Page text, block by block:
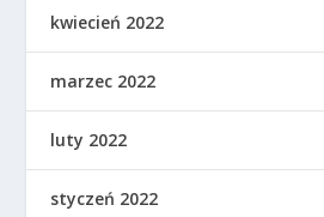
kwiecień 2022
marzec 2022
luty 2022
styczeń 2022